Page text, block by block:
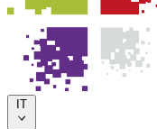
IT